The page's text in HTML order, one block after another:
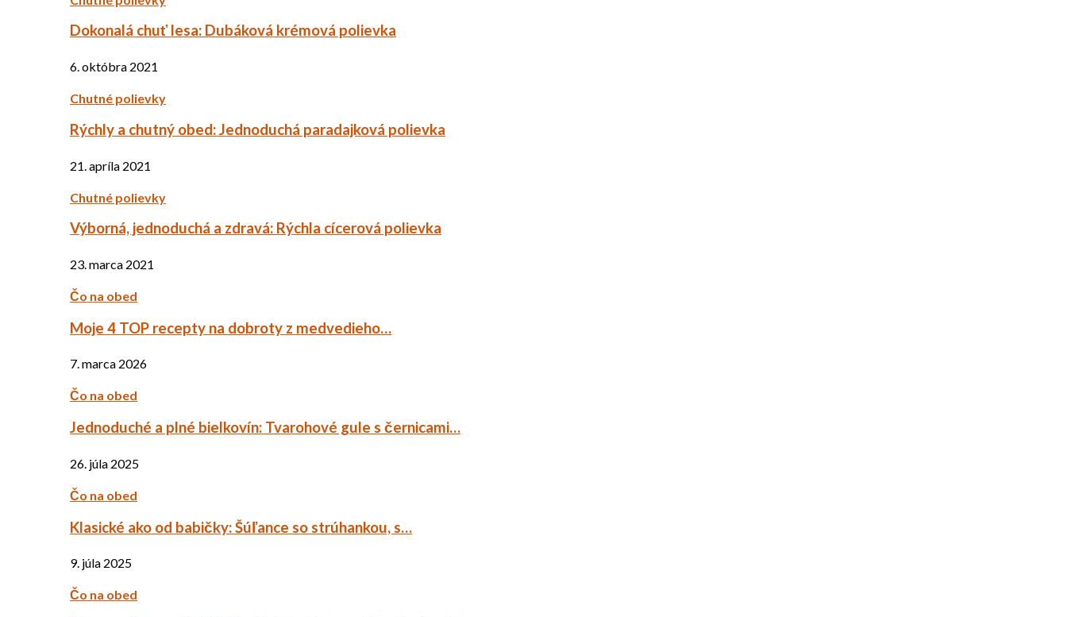
Dokonalá chuť lesa: Dubáková krémová polievka
6. októbra 2021
Chutné polievky
Rýchly a chutný obed: Jednoduchá paradajková polievka
21. apríla 2021
Chutné polievky
Výborná, jednoduchá a zdravá: Rýchla cícerová polievka
23. marca 2021
Čo na obed
Moje 4 TOP recepty na dobroty z medvedieho…
7. marca 2026
Čo na obed
Jednoduché a plné bielkovín: Tvarohové gule s černicami…
26. júla 2025
Čo na obed
Klasické ako od babičky: Šúľance so strúhankou, s…
9. júla 2025
Čo na obed